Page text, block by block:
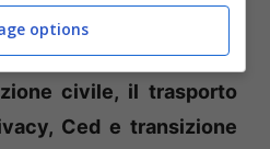
generali all’area
i servizi demografici
civile, il trasporto
Ced e transizione
options